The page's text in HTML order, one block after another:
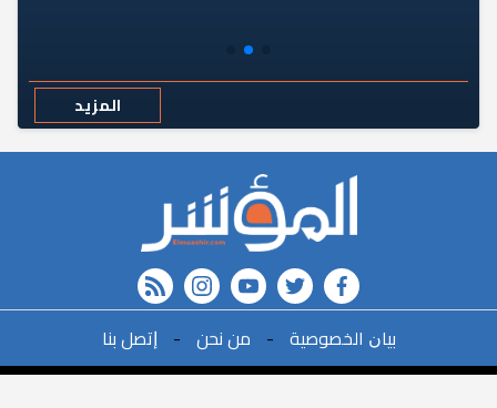
المزيد
FACEBOOK
twitter
youtube
instagram
rss feed
ﺑﻴﺎﻥ اﻟﺨﺼﻮﺻﻴﺔ - ﻣﻦ ﻧﺤﻦ - ﺇﺗﺼﻞ ﺑﻨﺎ